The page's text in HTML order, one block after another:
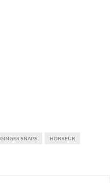
GINGER SNAPS HORREUR